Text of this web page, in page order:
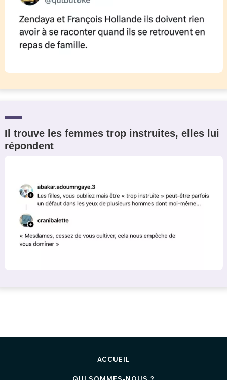
Il trouve les femmes trop instruites, elles lui
répondent
ACCUEIL